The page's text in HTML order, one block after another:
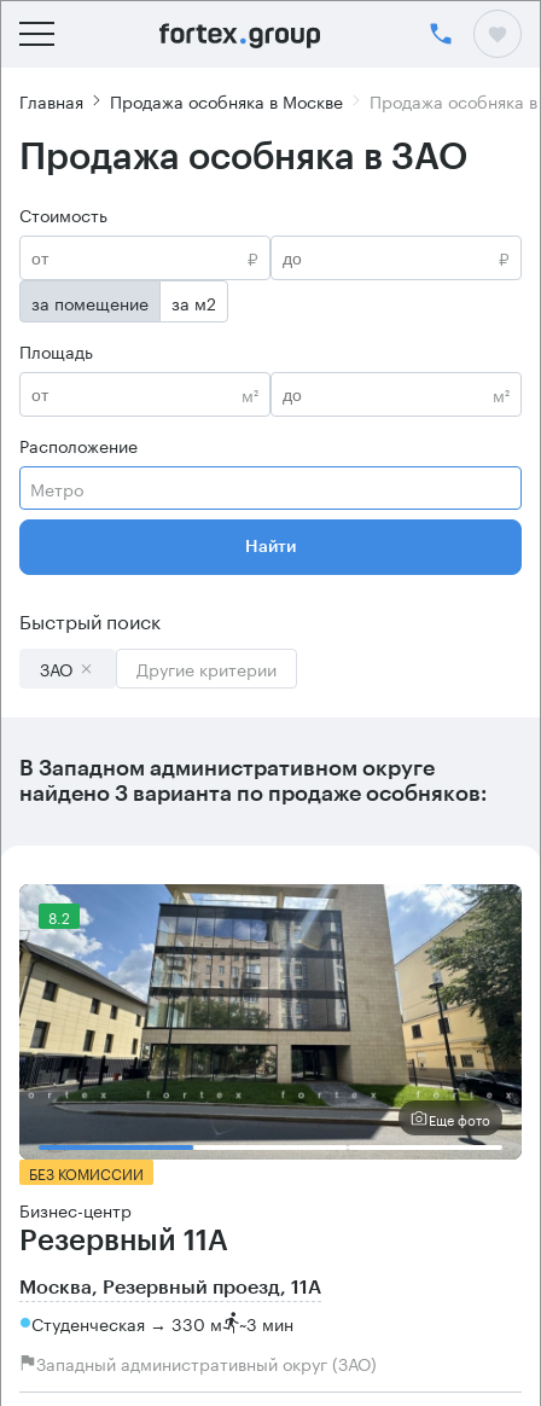
Главная Продажа особняка в Москве Продажа особняка
Продажа особняка в ЗАО
Стоимость
₽
₽
за помещение
за м2
Площадь
м²
м²
Расположение
Метро
Найти
Быстрый поиск
ЗАО Другие критерии
В Западном административном округе
найдено 3 варианта по продаже особняков:
8.2
Еще фото
БЕЗ КОМИССИИ
Бизнес-центр
Резервный 11А
Москва, Резервный проезд, 11А
Студенческая → 330 м ~3 мин
Западный административный округ (ЗАО)